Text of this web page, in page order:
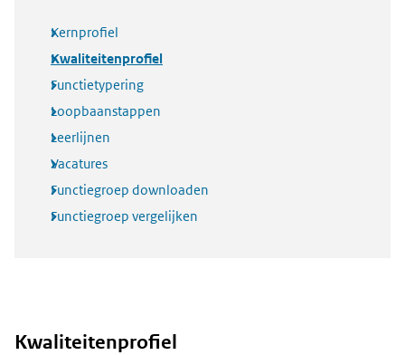
Kernprofiel
Kwaliteitenprofiel
Functietypering
Loopbaanstappen
Leerlijnen
Vacatures
Functiegroep downloaden
Functiegroep vergelijken
Kwaliteitenprofiel